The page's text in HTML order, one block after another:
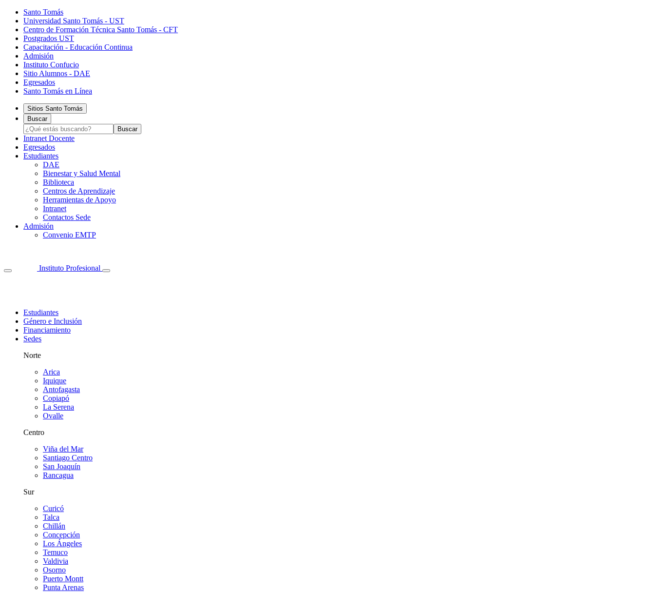
Santo Tomás
Universidad Santo Tomás - UST
Centro de Formación Técnica Santo Tomás - CFT
Postgrados UST
Capacitación - Educación Continua
Admisión
Instituto Confucio
Sitio Alumnos - DAE
Egresados
Santo Tomás en Línea
Sitios Santo Tomás
Buscar
Intranet Docente
Egresados
Estudiantes
DAE
Bienestar y Salud Mental
Biblioteca
Centros de Aprendizaje
Herramientas de Apoyo​
Intranet
Contactos Sede
Admisión
Convenio EMTP
Instituto Profesional
Estudiantes
Género e Inclusión
Financiamiento
Sedes
Norte
Arica
Iquique
Antofagasta
Copiapó
La Serena
Ovalle
Centro
Viña del Mar
Santiago Centro
San Joaquín
Rancagua
Sur
Curicó
Talca
Chillán
Concepción
Los Ángeles
Temuco
Valdivia
Osorno
Puerto Montt
Punta Arenas